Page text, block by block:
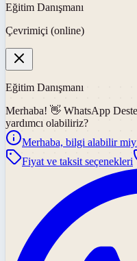
Eğitim Danışmanı
Çevrimiçi (online)
Eğitim Danışmanı
Merhaba! 👋 WhatsApp
yardımcı olabiliriz?
Merhaba, bilgi alabilir
Fiyat ve taksit seçenekleri